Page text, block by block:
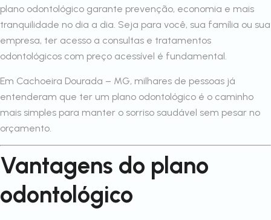
plano odontológico garante prevenção, economia e mais
tranquilidade no dia a dia. Seja para você, sua família ou sua
empresa, ter acesso a consultas e tratamentos
odontológicos com preço acessível é fundamental.
Em Cachoeira Dourada – MG, milhares de pessoas já
entenderam que ter um plano odontológico é o caminho
mais simples para manter o sorriso saudável sem pesar no
orçamento.
Vantagens do plano
odontológico